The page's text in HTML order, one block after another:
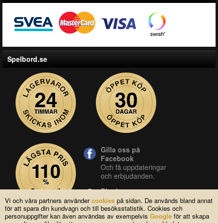
Vi och våra partners användercookies på sidan. De används bland annat
för att spara din kundvagn och till besöksstatistik. Cookies och
personuppgifter kan även användas av exempelvis Google för att skapa
Spelbord.se
Gilla oss på
Facebook
Och få uppdateringar
och erbjudanden.
Blocket
Vår butik på blocket.
YouTube